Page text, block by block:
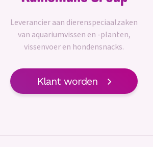
Leverancier aan dierenspeciaalzaken
van aquariumvissen en -planten,
vissenvoer en hondensnacks.
Klant worden